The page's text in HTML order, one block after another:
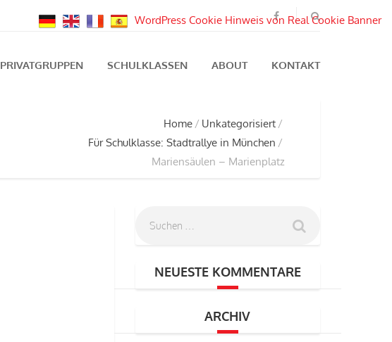
PRIVATGRUPPEN SCHULKLASSEN ABOUT KONTAKT
Home
Unkategorisiert
Für Schulklasse: Stadtrallye in München
Mariensäulen – Marienplatz
NEUESTE KOMMENTARE
ARCHIV
WordPress Cookie Hinweis von Real Cookie Banner